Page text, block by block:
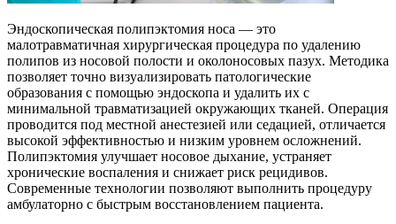
Эндоскопическая полипэктомия носа — это
малотравматичная хирургическая процедура по удалению
полипов из носовой полости и околоносовых пазух. Методика
позволяет точно визуализировать патологические
образования с помощью эндоскопа и удалить их с
минимальной травматизацией окружающих тканей. Операция
проводится под местной анестезией или седацией, отличается
высокой эффективностью и низким уровнем осложнений.
Полипэктомия улучшает носовое дыхание, устраняет
хронические воспаления и снижает риск рецидивов.
Современные технологии позволяют выполнить процедуру
амбулаторно с быстрым восстановлением пациента.